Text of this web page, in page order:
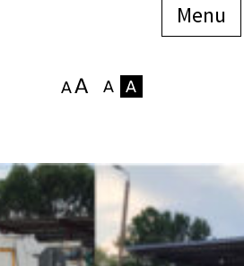
Menu
Zakłady
Podaj stan